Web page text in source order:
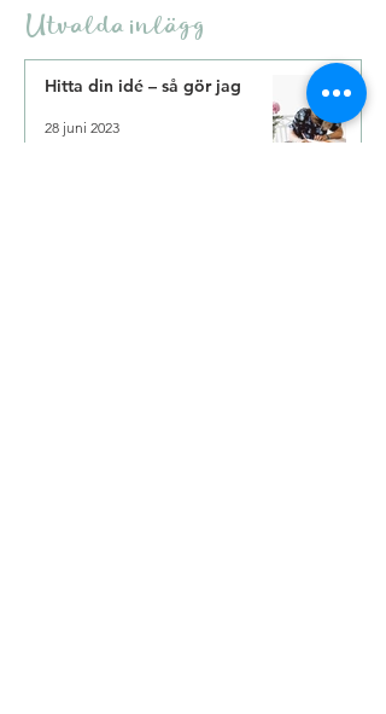
Utvalda inlägg
Hitta din idé – så gör jag
28 juni 2023